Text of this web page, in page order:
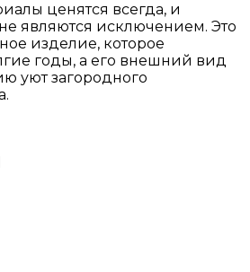
ценятся всегда, и
являются исключением. Это
изделие, которое
годы, а его внешний вид
уют загородного